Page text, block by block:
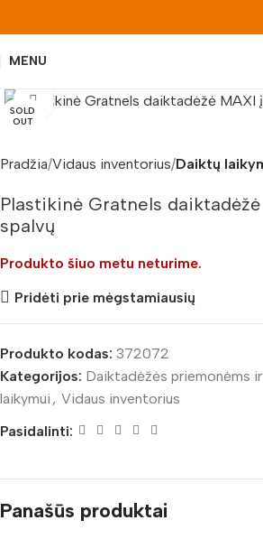
MENU
SOLD
OUT
Padidinti nuotrauką
Pradžia Vidaus inventorius Daiktų
Plastikinė Gratnels
spalvų
Produkto šiuo metu neturime.
Pridėti prie mėgstamiausių
Produkto kodas: 372072
Kategorijos: Daiktadėžės priemonėms
laikymui , Vidaus inventorius
Pasidalinti:
Panašūs produktai